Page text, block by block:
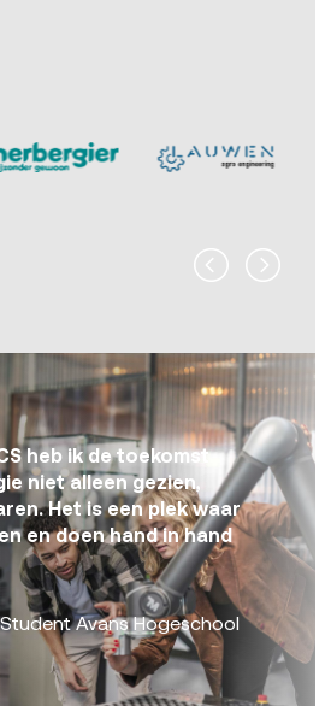
heb ik de toekomst
niet alleen gezien,
Het is een plek waar
en doen hand in hand
Avans Hogeschool